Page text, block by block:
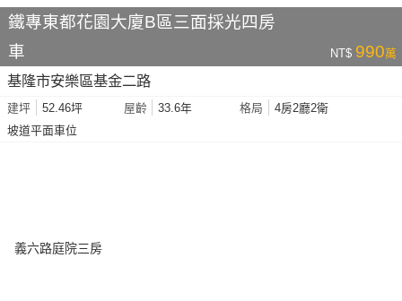
鐵專東都花園大廈B區三面採光四房
車
NT$ 990萬
基隆市安樂區基金二路
建坪 52.46坪 屋齡 33.6年 格局
4房2廳2衛
坡道平面車位